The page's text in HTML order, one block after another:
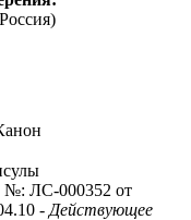
№: ЛС-000352 от
- Действующее